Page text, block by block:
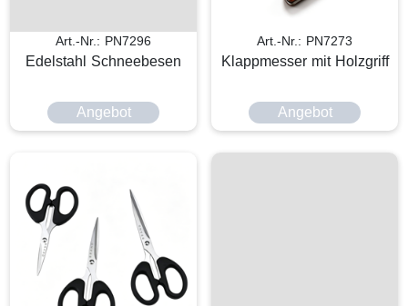
Art.-Nr.: PN7296
Edelstahl Schneebesen
Angebot
Art.-Nr.: PN7273
Klappmesser mit Holzgriff
Angebot